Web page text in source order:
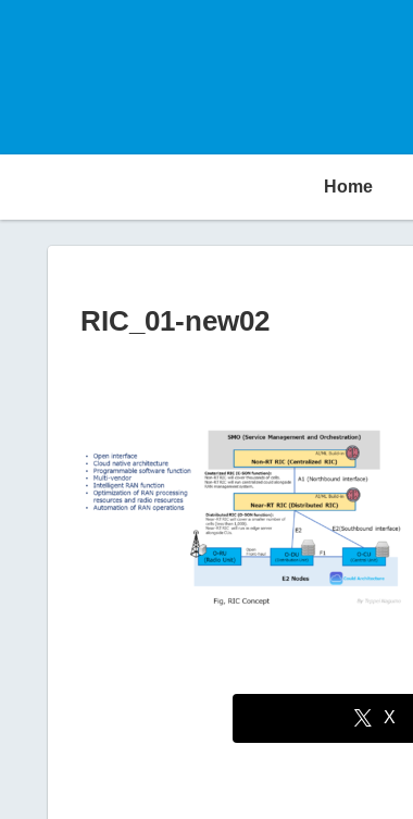
Home
RIC_01-new02
X